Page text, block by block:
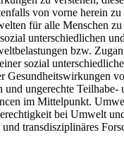
von vorne herein
für alle Menschen
unterschiedlichen
bzw.
sozial
Gesundheitswirkungen
ungerechte Teilhabe-
im Mittelpunkt.
bei Umwelt
transdisziplinäres